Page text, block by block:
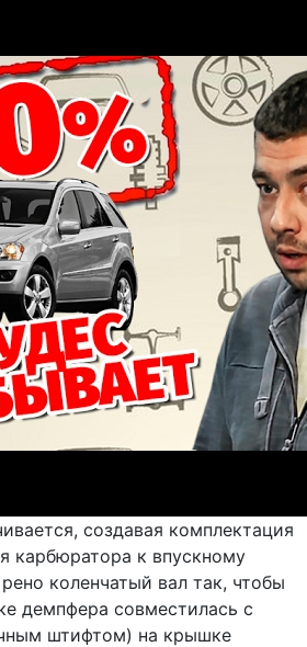
создавая комплектация
карбюратора к впускному
коленчатый вал так, чтобы
демпфера совместилась с
штифтом) на крышке